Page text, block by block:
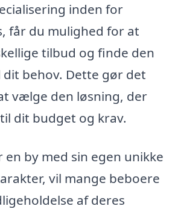
inden for
får du mulighed for at
tilbud og finde den
behov. Dette gør det
vælge den løsning, der
dit budget og krav.
en by med sin egen unikke
vil mange beboere
af deres